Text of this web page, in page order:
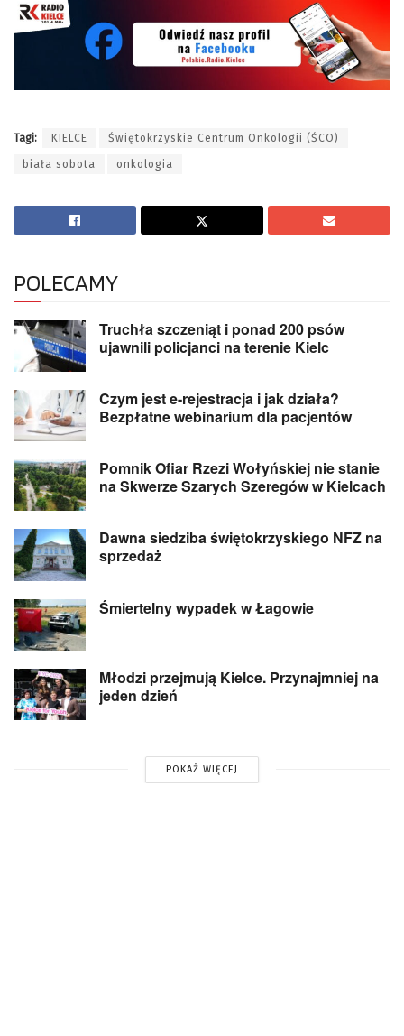
Tagi: KIELCE Świętokrzyskie Centrum Onkologii (ŚCO)
biała sobota onkologia
POLECAMY
Truchła szczeniąt i ponad 200 psów
ujawnili policjanci na terenie Kielc
Czym jest e-rejestracja i jak działa?
Bezpłatne webinarium dla pacjentów
Pomnik Ofiar Rzezi Wołyńskiej nie stanie
na Skwerze Szarych Szeregów w Kielcach
Dawna siedziba świętokrzyskiego NFZ na
sprzedaż
Śmiertelny wypadek w Łagowie
Młodzi przejmują Kielce. Przynajmniej na
jeden dzień
POKAŻ WIĘCEJ